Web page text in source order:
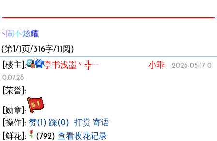
闹不炫耀
(第1 /1页/316字/11阅)
[楼主]:
亭书浅墨丶╬┄ 小乖
2026-05-17 0
0:07:28
[荣誉]:
[勋章]:
[操作]: 赞(1) 踩(0) 打赏 寄语
[鲜花]:
(792) 查看收花记录